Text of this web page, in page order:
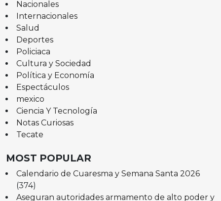
Nacionales
Internacionales
Salud
Deportes
Policiaca
Cultura y Sociedad
Política y Economía
Espectáculos
mexico
Ciencia Y Tecnología
Notas Curiosas
Tecate
MOST POPULAR
Calendario de Cuaresma y Semana Santa 2026
(374)
Aseguran autoridades armamento de alto poder y